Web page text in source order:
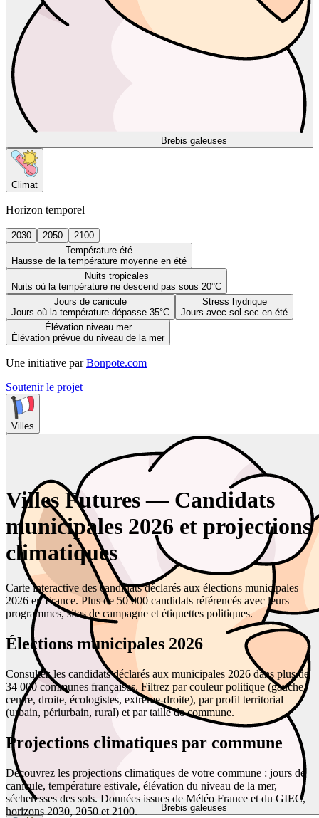
Brebis galeuses
Climat
Horizon temporel
2030 2050
2100
Température été
Hausse de la température moyenne en été
Nuits tropicales
Nuits où la température ne descend pas sous 20°C
Jours de canicule
Jours où la température dépasse 35°C
Stress hydrique
Jours avec sol sec en été
Élévation niveau mer
Élévation prévue du niveau de la mer
Une initiative par Bonpote.com
Soutenir le projet
Villes
Brebis galeuses
Villes Futures — Candidats
municipales 2026 et projections
climatiques
Carte interactive des candidats déclarés aux élections municipales
2026 en France. Plus de 50 000 candidats référencés avec leurs
programmes, sites de campagne et étiquettes politiques.
Élections municipales 2026
Consultez les candidats déclarés aux municipales 2026 dans plus de
34 000 communes françaises. Filtrez par couleur politique (gauche,
centre, droite, écologistes, extrême-droite), par profil territorial
(urbain, périurbain, rural) et par taille de commune.
Projections climatiques par commune
Découvrez les projections climatiques de votre commune : jours de
canicule, température estivale, élévation du niveau de la mer,
sécheresses des sols. Données issues de Météo France et du GIEC,
horizons 2030, 2050 et 2100.